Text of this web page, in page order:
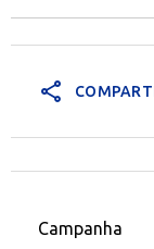
share
Campanha